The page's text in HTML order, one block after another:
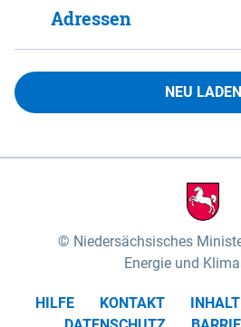
Adressen
NEU LADEN
Niedersächsisches
Energie und
HILFE KONTAKT INHALT